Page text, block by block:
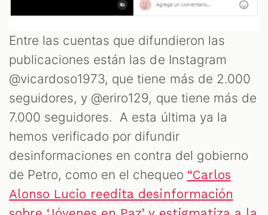
Entre las cuentas que difundieron las
publicaciones están las de Instagram
@vicardoso1973, que tiene más de 2.000
seguidores, y @eriro129, que tiene más de
7.000 seguidores. A esta última ya la
hemos verificado por difundir
desinformaciones en contra del gobierno
de Petro, como en el chequeo “Carlos
Alonso Lucio reedita desinformación